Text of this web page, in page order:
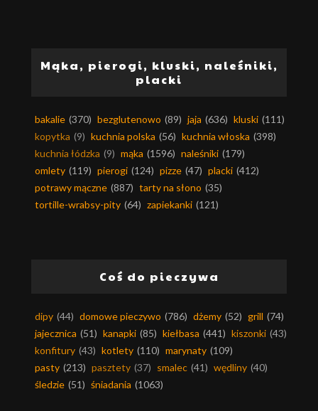
Mąka, pierogi, kluski, naleśniki,
placki
bakalie (370) bezglutenowo (89) jaja (636) kluski (111)
kopytka (9) kuchnia polska (56) kuchnia włoska (398)
kuchnia łódzka (9) mąka (1596) naleśniki (179)
omlety (119) pierogi (124) pizze (47) placki (412)
potrawy mączne (887) tarty na słono (35)
tortille-wrabsy-pity (64) zapiekanki (121)
Coś do pieczywa
dipy (44) domowe pieczywo (786) dżemy (52) grill (74)
jajecznica (51) kanapki (85) kiełbasa (441) kiszonki (43)
konfitury (43) kotlety (110) marynaty (109)
pasty (213) pasztety (37) smalec (41) wędliny (40)
śledzie (51) śniadania (1063)